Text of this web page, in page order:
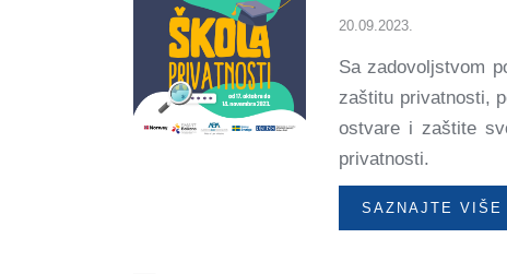
20.09.2023.
Sa zadovoljstvom
zaštitu privatnosti,
ostvare i zaštite
privatnosti.
SAZNAJTE VIŠE